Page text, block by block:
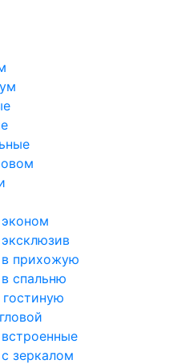
прихожую
спальню
зеркалом